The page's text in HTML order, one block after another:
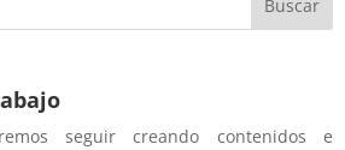
seguir creando contenidos e